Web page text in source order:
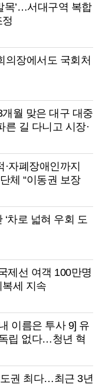
목’…서대구역 복합
의장에서도 국회처
월 맞은 대구 대중
른 길 다니고 시장·
리 동네 효자”
자폐장애인까지
체 “이동권 보장
차로 넓혀 우회 도
제선 여객 100만명
세 지속
이름은 투사 9] 유
립 없다…청년 혁
권 최다…최근 3년